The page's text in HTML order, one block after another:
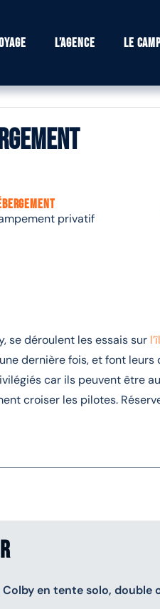
L’agence Le
privatif
se déroulent les essais sur
dernière fois, et font leurs
car ils peuvent être
croiser les pilotes.
en tente solo, double